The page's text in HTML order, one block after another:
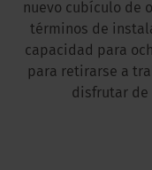
nuevo cubículo de
términos de
capacidad para
para retirarse a
disfrutar de